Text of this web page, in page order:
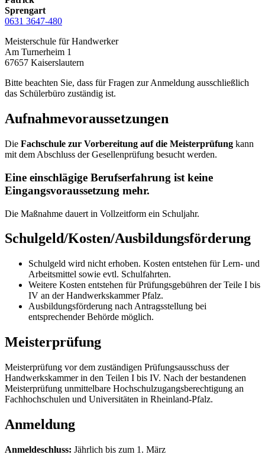
Sprengart
0631 3647-480
Meisterschule für Handwerker
Am Turnerheim 1
67657 Kaiserslautern
Bitte beachten Sie, dass für Fragen zur Anmeldung ausschließlich
das Schülerbüro zuständig ist.
Aufnahmevoraussetzungen
Die Fachschule zur Vorbereitung auf die Meisterprüfung kann
mit dem Abschluss der Gesellenprüfung besucht werden.
Eine einschlägige Berufserfahrung ist keine
Eingangsvoraussetzung mehr.
Die Maßnahme dauert in Vollzeitform ein Schuljahr.
Schulgeld/Kosten/Ausbildungsförderung
Schulgeld wird nicht erhoben. Kosten entstehen für Lern- und
Arbeitsmittel sowie evtl. Schulfahrten.
Weitere Kosten entstehen für Prüfungsgebühren der Teile I bis
IV an der Handwerkskammer Pfalz.
Ausbildungsförderung nach Antragsstellung bei
entsprechender Behörde möglich.
Meisterprüfung
Meisterprüfung vor dem zuständigen Prüfungsausschuss der
Handwerkskammer in den Teilen I bis IV. Nach der bestandenen
Meisterprüfung unmittelbare Hochschulzugangsberechtigung an
Fachhochschulen und Universitäten in Rheinland-Pfalz.
Anmeldung
Anmeldeschluss: Jährlich bis zum 1. März